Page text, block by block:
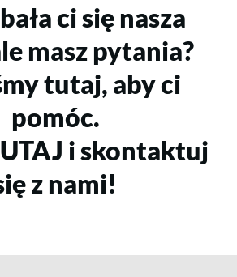
ci się nasza
masz pytania?
tutaj, aby ci
pomóc.
i skontaktuj
z nami!